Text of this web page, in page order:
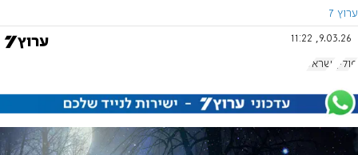
ערוץ 7
9.03.26, 11:22
פולין ישראל